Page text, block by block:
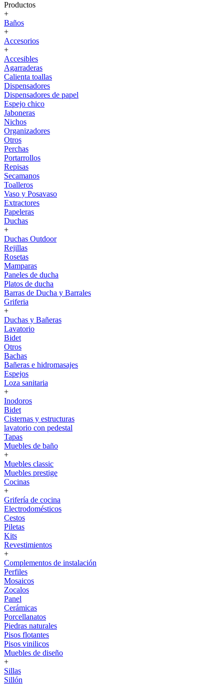
Productos
+
Baños
+
Accesorios
+
Accesibles
Agarraderas
Calienta toallas
Dispensadores
Dispensadores de papel
Espejo chico
Jaboneras
Nichos
Organizadores
Otros
Perchas
Portarrollos
Repisas
Secamanos
Toalleros
Vaso y Posavaso
Extractores
Papeleras
Duchas
+
Duchas Outdoor
Rejillas
Rosetas
Mamparas
Paneles de ducha
Platos de ducha
Barras de Ducha y Barrales
Griferia
+
Duchas y Bañeras
Lavatorio
Bidet
Otros
Bachas
Bañeras e hidromasajes
Espejos
Loza sanitaria
+
Inodoros
Bidet
Cisternas y estructuras
lavatorio con pedestal
Tapas
Muebles de baño
+
Muebles classic
Muebles prestige
Cocinas
+
Grifería de cocina
Electrodomésticos
Cestos
Piletas
Kits
Revestimientos
+
Complementos de instalación
Perfiles
Mosaicos
Zocalos
Panel
Cerámicas
Porcellanatos
Piedras naturales
Pisos flotantes
Pisos vinilicos
Muebles de diseño
+
Sillas
Sillón